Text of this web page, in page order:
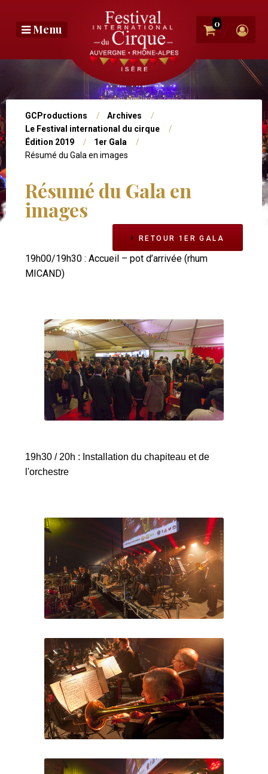
contenuMenu 0
Photo
bandeau
Vous
êtes
ici
GCProductions
Archives
Le Festival international du cirque
Édition 2019
1er Gala
Résumé du Gala en images
Navigation
Niv2
Résumé du Gala en
images
RETOUR 1ER GALA
19h00/19h30 : Accueil – pot d’arrivée (rhum
MICAND)
19h30 / 20h : Installation du chapiteau et de
l'orchestre